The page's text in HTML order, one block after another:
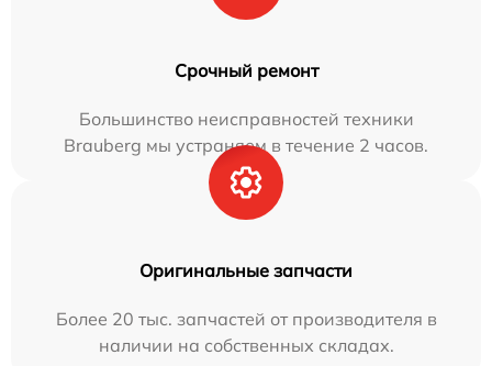
Срочный ремонт
Большинство неисправностей техники
Brauberg мы устраняем в течение 2 часов.
Оригинальные запчасти
Более 20 тыс. запчастей от производителя в
наличии на собственных складах.